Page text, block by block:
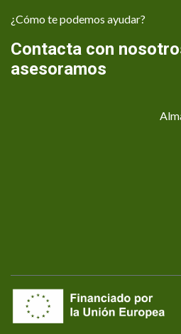
¿Cómo te podemos ayudar?
Contacta con
asesoramos